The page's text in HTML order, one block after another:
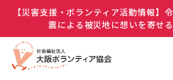
【災害支援・ボランティア活動情報】
震による被災地に想いを寄せ